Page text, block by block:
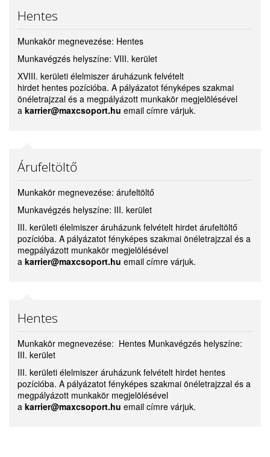
Hentes
Munkakör megnevezése: Hentes
Munkavégzés helyszíne: VIII. kerület
XVIII. kerületi élelmiszer áruházunk felvételt
hirdet hentes pozícióba. A pályázatot fényképes szakmai
önéletrajzzal és a megpályázott munkakör megjelölésével
a karrier@maxcsoport.hu email címre várjuk.
Árufeltöltő
Munkakör megnevezése: árufeltöltő
Munkavégzés helyszíne: III. kerület
III. kerületi élelmiszer áruházunk felvételt hirdet árufeltöltő
pozícióba. A pályázatot fényképes szakmai önéletrajzzal és a
megpályázott munkakör megjelölésével
a karrier@maxcsoport.hu email címre várjuk.
Hentes
Munkakör megnevezése: Hentes Munkavégzés helyszíne:
III. kerület
III. kerületi élelmiszer áruházunk felvételt hirdet hentes
pozícióba. A pályázatot fényképes szakmai önéletrajzzal és a
megpályázott munkakör megjelölésével
a karrier@maxcsoport.hu email címre várjuk.